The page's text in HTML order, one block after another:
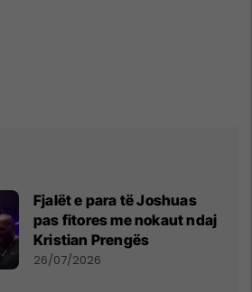
Fjalët e para të Joshuas
pas fitores me nokaut ndaj
Kristian Prengës
26/07/2026